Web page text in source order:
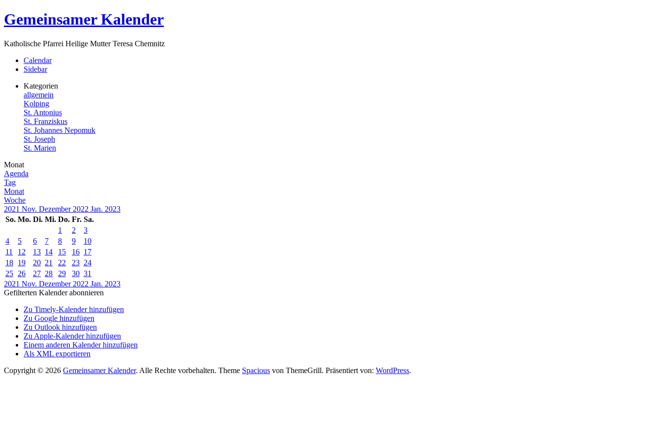
Zum
Inhalt
Gemeinsamer Kalender
Katholische Pfarrei Heilige Mutter Teresa Chemnitz
Menü
Calendar
Sidebar
Kategorien
allgemein
Kolping
St. Antonius
St. Franziskus
St. Johannes Nepomuk
St. Joseph
St. Marien
Monat
Agenda
Tag
Monat
Woche
2021 Nov. Dezember 2022 Jan. 2023
So. Mo. Di. Mi. Do. Fr. Sa.
1
2
3
4
5 6 7 8 9
10
11
12 13 14 15 16 17
18 19 20 21 22 23 24
25 26 27 28 29 30 31
2021 Nov. Dezember 2022 Jan. 2023
Gefilterten Kalender abonnieren
Zu Timely-Kalender hinzufügen
Zu Google hinzufügen
Zu Outlook hinzufügen
Zu Apple-Kalender hinzufügen
Einem anderen Kalender hinzufügen
Als XML exportieren
Copyright © 2026 Gemeinsamer Kalender. Alle Rechte vorbehalten. Theme Spacious von ThemeGrill. Präsentiert von: WordPress.